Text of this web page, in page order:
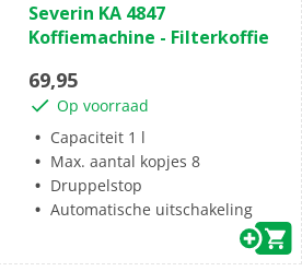
van
de
sterren.
1
beoordeling
Severin KA 4847
Koffiemachine - Filterkoffie
69,95
Op voorraad
Capaciteit 1 l
Max. aantal kopjes 8
Druppelstop
Automatische uitschakeling